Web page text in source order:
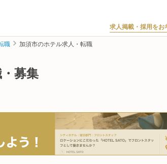
求人掲載・採用をお
職 加須市のホテル求人・転職
募集